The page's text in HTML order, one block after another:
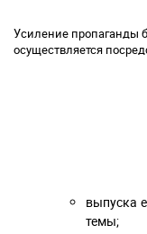
Усиление пропаганды
осуществляется
выпуска
темы;